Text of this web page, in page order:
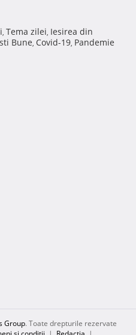
, Tema zilei, Iesirea din
Bune, Covid-19, Pandemie
Group. Toate drepturile rezervate